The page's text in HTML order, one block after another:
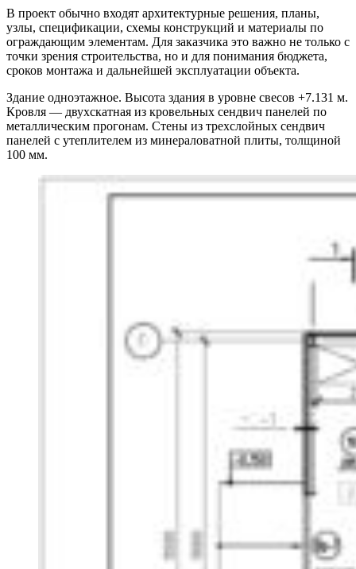
В проект обычно входят архитектурные решения, планы,
узлы, спецификации, схемы конструкций и материалы по
ограждающим элементам. Для заказчика это важно не только с
точки зрения строительства, но и для понимания бюджета,
сроков монтажа и дальнейшей эксплуатации объекта.
Здание одноэтажное. Высота здания в уровне свесов +7.131 м.
Кровля — двухскатная из кровельных сендвич панелей по
металлическим прогонам. Стены из трехслойных сендвич
панелей с утеплителем из минераловатной плиты, толщиной
100 мм.